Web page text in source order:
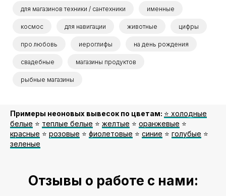
для магазинов техники / сантехники именные
космос для навигации животные цифры
про любовь иероглифы на день рождения
свадебные магазины продуктов
рыбные магазины
Примеры неоновых вывесок по цветам: ⭐️ холодные
белые ⭐️ теплые белые ⭐️ желтые ⭐️ оранжевые ⭐️
красные ⭐️ розовые ⭐️ фиолетовые ⭐️ синие ⭐️ голубые ⭐️
зеленые
Отзывы о работе с нами: